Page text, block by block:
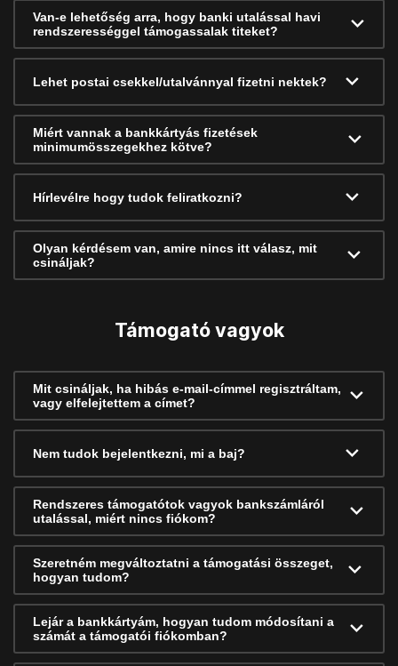
Van-e lehetőség arra, hogy banki utalással havi
rendszerességgel támogassalak titeket?
Lehet postai csekkel/utalvánnyal fizetni nektek?
Miért vannak a bankkártyás fizetések
minimumösszegekhez kötve?
Hírlevélre hogy tudok feliratkozni?
Olyan kérdésem van, amire nincs itt válasz, mit
csináljak?
Támogató vagyok
Mit csináljak, ha hibás e-mail-címmel regisztráltam,
vagy elfelejtettem a címet?
Nem tudok bejelentkezni, mi a baj?
Rendszeres támogatótok vagyok bankszámláról
utalással, miért nincs fiókom?
Szeretném megváltoztatni a támogatási összeget,
hogyan tudom?
Lejár a bankkártyám, hogyan tudom módosítani a
számát a támogatói fiókomban?